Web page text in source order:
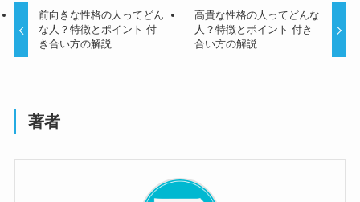
前向きな性格の人ってどん
な人？特徴とポイント 付
き合い方の解説
高貴な性格の人ってどんな
人？特徴とポイント 付き
合い方の解説
著者